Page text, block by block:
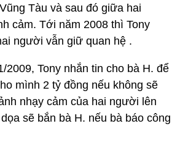
Tàu và sau đó giữa hai
cảm. Tới năm 2008 thì Tony
người vẫn giữ quan hệ .
2009, Tony nhắn tin cho bà H. để
mình 2 tỷ đồng nếu không sẽ
nhạy cảm của hai người lên
sẽ bắn bà H. nếu bà báo công